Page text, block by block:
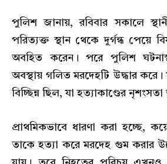
পুলিশ জানায়, রবিবার সকালে
পরিত্যক্ত স্থান থেকে দুর্গন্ধ পেয়ে
অবহিত করেন। পরে পুলিশ
অবস্থায় গলিত মরদেহটি উদ্ধার
বিচ্ছিন্ন ছিল, যা হত্যাকাণ্ডের
প্রাথমিকভাবে ধারণা করা হচ্ছে,
তাকে হত্যা করে মরদেহ গুম করার